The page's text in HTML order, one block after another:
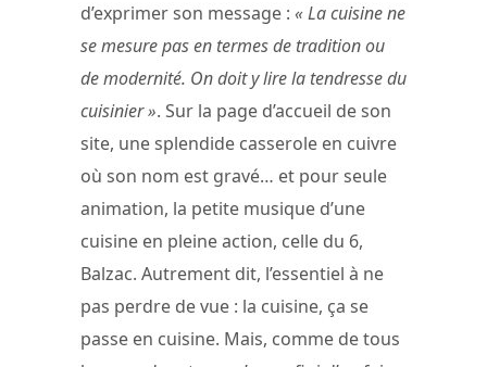
d’exprimer son message : « La cuisine ne
se mesure pas en termes de tradition ou
de modernité. On doit y lire la tendresse du
cuisinier ». Sur la page d’accueil de son
site, une splendide casserole en cuivre
où son nom est gravé… et pour seule
animation, la petite musique d’une
cuisine en pleine action, celle du 6,
Balzac. Autrement dit, l’essentiel à ne
pas perdre de vue : la cuisine, ça se
passe en cuisine. Mais, comme de tous